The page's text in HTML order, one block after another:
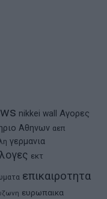
nikkei wall
Αγορες
Αθηνων αεπ
γερμανια
εκτ
επικαιροτητα
ευρωπαικα